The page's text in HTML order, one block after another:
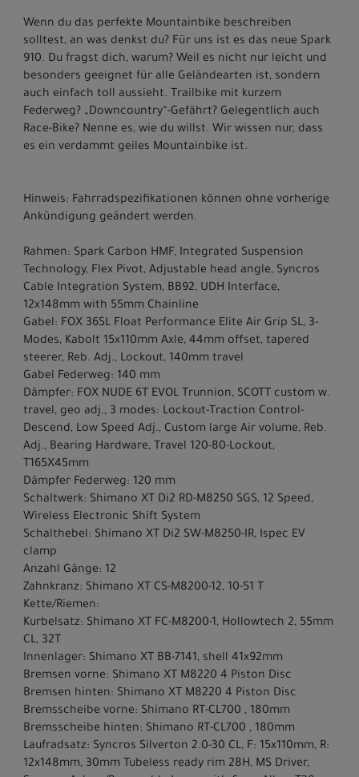
Wenn du das perfekte Mountainbike beschreiben
solltest, an was denkst du? Für uns ist es das neue Spark
910. Du fragst dich, warum? Weil es nicht nur leicht und
besonders geeignet für alle Geländearten ist, sondern
auch einfach toll aussieht. Trailbike mit kurzem
Federweg? „Downcountry“-Gefährt? Gelegentlich auch
Race-Bike? Nenne es, wie du willst. Wir wissen nur, dass
es ein verdammt geiles Mountainbike ist.
Hinweis: Fahrradspezifikationen können ohne vorherige
Ankündigung geändert werden.
Rahmen: Spark Carbon HMF, Integrated Suspension
Technology, Flex Pivot, Adjustable head angle, Syncros
Cable Integration System, BB92, UDH Interface,
12x148mm with 55mm Chainline
Gabel: FOX 36SL Float Performance Elite Air Grip SL, 3-
Modes, Kabolt 15x110mm Axle, 44mm offset, tapered
steerer, Reb. Adj., Lockout, 140mm travel
Gabel Federweg: 140 mm
Dämpfer: FOX NUDE 6T EVOL Trunnion, SCOTT custom w.
travel, geo adj., 3 modes: Lockout-Traction Control-
Descend, Low Speed Adj., Custom large Air volume, Reb.
Adj., Bearing Hardware, Travel 120-80-Lockout,
T165X45mm
Dämpfer Federweg: 120 mm
Schaltwerk: Shimano XT Di2 RD-M8250 SGS, 12 Speed,
Wireless Electronic Shift System
Schalthebel: Shimano XT Di2 SW-M8250-IR, Ispec EV
clamp
Anzahl Gänge: 12
Zahnkranz: Shimano XT CS-M8200-12, 10-51 T
Kette/Riemen:
Kurbelsatz: Shimano XT FC-M8200-1, Hollowtech 2, 55mm
CL, 32T
Innenlager: Shimano XT BB-7141, shell 41x92mm
Bremsen vorne: Shimano XT M8220 4 Piston Disc
Bremsen hinten: Shimano XT M8220 4 Piston Disc
Bremsscheibe vorne: Shimano RT-CL700 , 180mm
Bremsscheibe hinten: Shimano RT-CL700 , 180mm
Laufradsatz: Syncros Silverton 2.0-30 CL, F: 15x110mm, R:
12x148mm, 30mm Tubeless ready rim 28H, MS Driver,